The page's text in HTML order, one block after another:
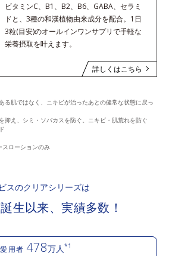
ビタミンC、B1、B2、B6、GABA、セラミ
ドと、3種の和漢植物由来成分を配合。1日
3粒(目安)のオールインワンサプリで手軽な
栄養摂取を叶えます。
詳しくはこちら
る肌ではなく、ニキビが治ったあとの健常な状態に戻っ
抑え、シミ・ソバカスを防ぐ。ニキビ・肌荒れを防ぐ
ローションのみ
スのクリアシリーズは
生以来、実績多数！
愛用者 478万人*1